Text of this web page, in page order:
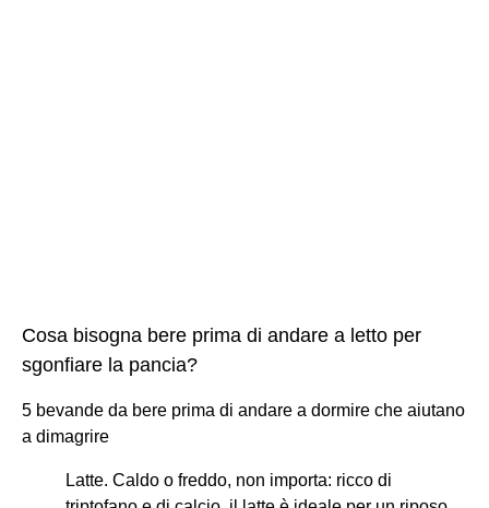
Cosa bisogna bere prima di andare a letto per
sgonfiare la pancia?
5 bevande da bere prima di andare a dormire che aiutano
a dimagrire
Latte. Caldo o freddo, non importa: ricco di